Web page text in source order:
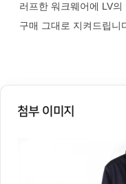
러프한 워크웨어에 LV
구매 그대로 지켜드립니
첨부 이미지